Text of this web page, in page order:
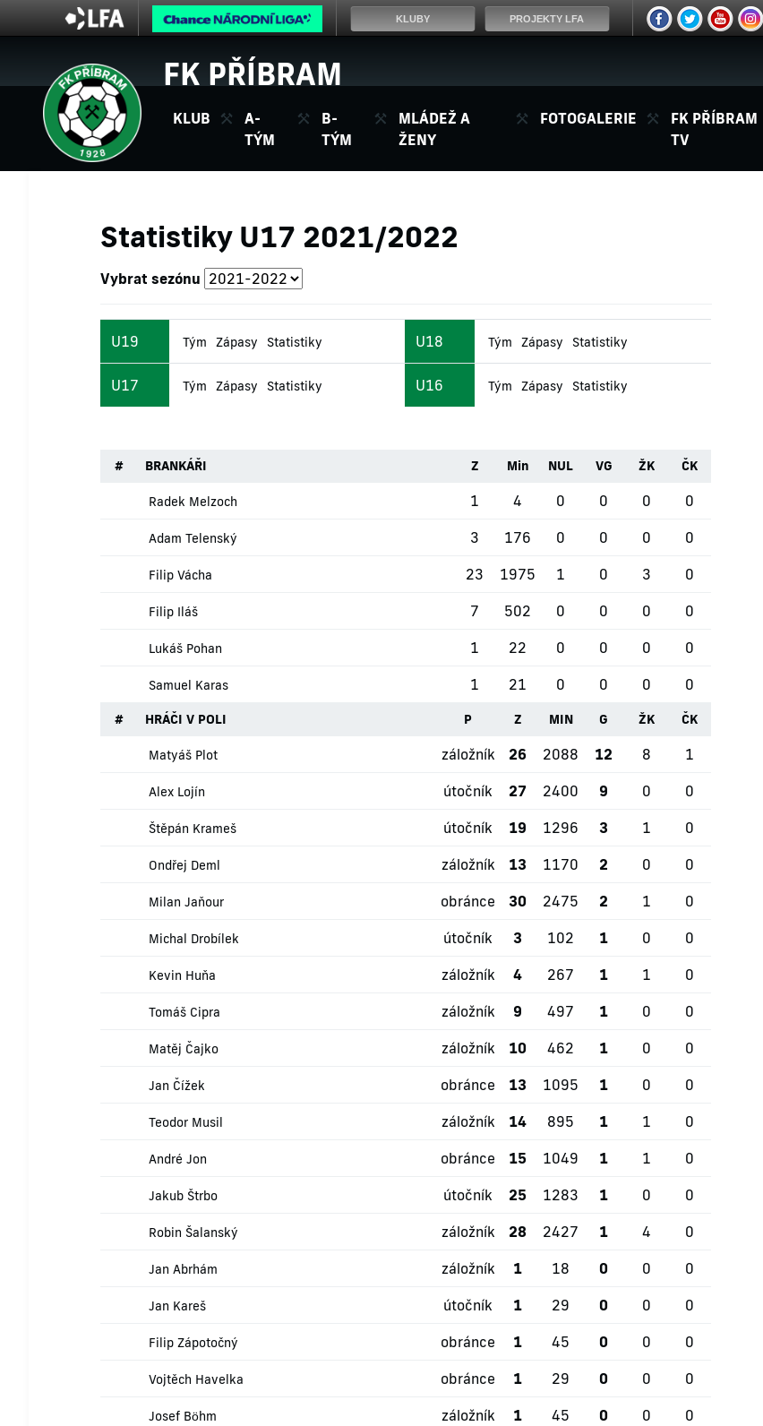
FK PŘÍBRAM
KLUB
A-
TÝM
B-
TÝM
MLÁDEŽ A
ŽENY
FOTOGALERIE
FK PŘÍBRAM
TV
Statistiky U17 2021/2022
Vybrat sezónu
U19 Tým Zápasy Statistiky U18 Tým Zápasy Statistiky
U17 Tým Zápasy Statistiky U16 Tým Zápasy Statistiky
# BRANKÁŘI Z Min NUL VG ŽK ČK
Radek Melzoch 1 4 0 0 0 0
Adam Telenský 3 176 0 0 0 0
Filip Vácha 23 1975 1 0 3 0
Filip Iláš 7 502 0 0 0 0
Lukáš Pohan 1 22 0 0 0 0
Samuel Karas 1 21 0 0 0 0
# HRÁČI V POLI P Z MIN G ŽK ČK
Matyáš Plot záložník 26 2088 12 8 1
Alex Lojín útočník 27 2400 9 0 0
Štěpán Krameš útočník 19 1296 3 1 0
Ondřej Deml záložník 13 1170 2 0 0
Milan Jaňour obránce 30 2475 2 1 0
Michal Drobílek útočník 3 102 1 0 0
Kevin Huňa záložník 4 267 1 1 0
Tomáš Cipra záložník 9 497 1 0 0
Matěj Čajko záložník 10 462 1 0 0
Jan Čížek obránce 13 1095 1 0 0
Teodor Musil záložník 14 895 1 1 0
André Jon obránce 15 1049 1 1 0
Jakub Štrbo útočník 25 1283 1 0 0
Robin Šalanský záložník 28 2427 1 4 0
Jan Abrhám záložník 1 18 0 0 0
Jan Kareš útočník 1 29 0 0 0
Filip Zápotočný obránce 1 45 0 0 0
Vojtěch Havelka obránce 1 29 0 0 0
Josef Böhm záložník 1 45 0 0 0
KLUBY PROJEKTY LFA